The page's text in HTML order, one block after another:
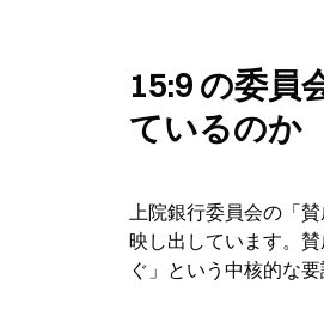
15:9 の委員
ているのか
上院銀行委員会の「
映し出しています。
ぐ」という中核的な